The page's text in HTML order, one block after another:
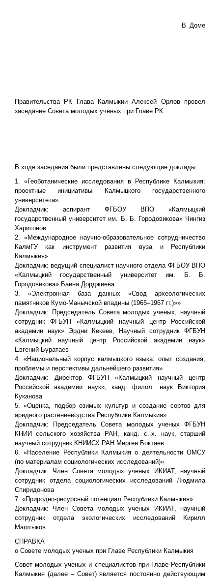
В Доме
Правительства РК Глава Калмыкии Алексей Орлов провел
заседание Совета молодых ученых при Главе РК.
В ходе заседания были представлены следующие доклады:
1. «Геоботанические исследования в Республике Калмыкия:
проектные инициативы Калмыцкого государственного
университета»
Докладчик: аспирант ФГБОУ ВПО «Калмыцкий
государственный университет им. Б. Б. Городовикова» Чингиз
Харитонов
2. «Международное научно-образовательное сотрудничество
КалмГУ как инструмент развития вуза и Республики
Калмыкия»
Докладчик: ведущий специалист научного отдела ФГБОУ ВПО
«Калмыцкий государственный университет им. Б. Б.
Городовикова» Баина Дорджиева
3. «Электронная база данных «Свод археологических
памятников Кумо-Манычской впадины (1965–1967 гг.)»»
Докладчик: Председатель Совета молодых ученых, научный
сотрудник ФГБУН «Калмыцкий научный центр Российской
академии наук» Эрдни Кекеев, Научный сотрудник ФГБУН
«Калмыцкий научный центр Российской академии наук»
Евгений Буратаев
4. «Национальный корпус калмыцкого языка: опыт создания,
проблемы и перспективы дальнейшего развития»
Докладчик: Директор ФГБУН «Калмыцкий научный центр
Российской академии наук», канд. филол. наук Виктория
Куканова
5. «Оценка, подбор озимых культур и создание сортов для
аридного растениеводства Республики Калмыкия»
Докладчик: Председатель Совета молодых ученых ФГБУН
КНИИ сельского хозяйства РАН, канд. с.-х. наук, старший
научный сотрудник КНИИСХ РАН Мерген Боктаев
6. «Население Республики Калмыкия о деятельности ОМСУ
(по материалам социологических исследований)»
Докладчик: Член Совета молодых ученых ИКИАТ, научный
сотрудник отдела социологических исследований Людмила
Спиридонова
7. «Природно-ресурсный потенциал Республики Калмыкия»
Докладчик: Член Совета молодых ученых ИКИАТ, научный
сотрудник отдела экологических исследований Кирилл
Маштыков
СПРАВКА
о Совете молодых ученых при Главе Республики Калмыкия
Совет молодых ученых и специалистов при Главе Республики
Калмыкия (далее – Совет) является постоянно действующим